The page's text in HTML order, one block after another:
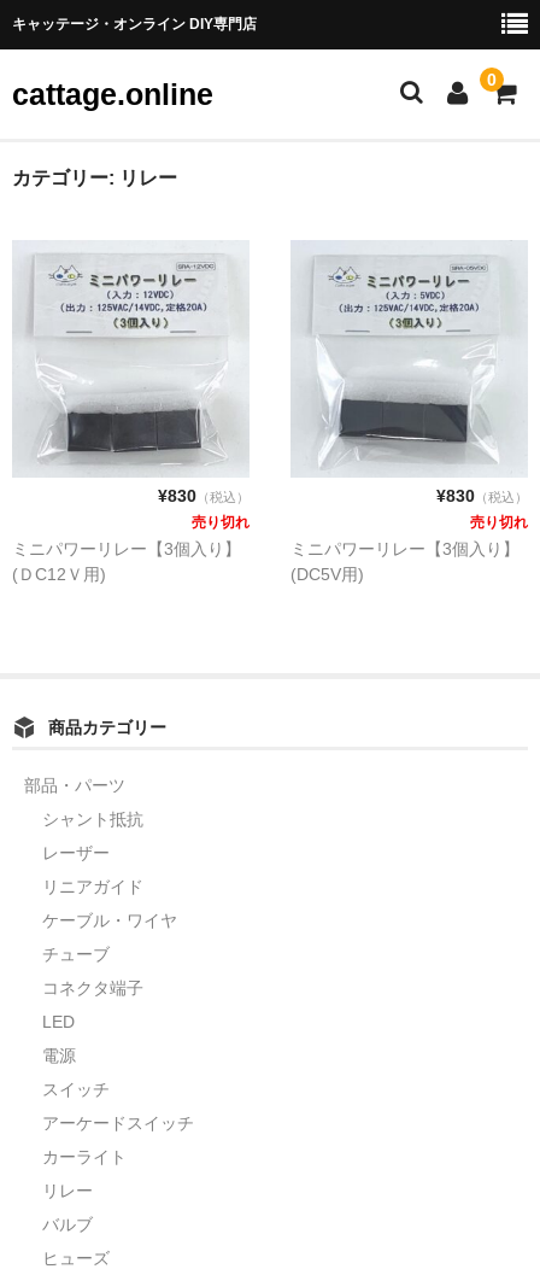
キャッテージ・オンライン DIY専門店
cattage.online 0
部品・パーツ
チューブ
コネクタ端子
LED
電源
スイッチ
アーケードスイッチ
カーライト
ヒューズ
リニアガイド
アルミ板
鉄板
ケミカルウッド
POMプレート
アクリル板
ツール・計測
オシロスコープ
カテゴリー: リレー
¥830（税込）
売り切れ
ミニパワーリレー【3個入り】
(ＤC12Ｖ用)
¥830（税込）
売り切れ
ミニパワーリレー【3個入り】
(DC5V用)
商品カテゴリー
部品・パーツ
シャント抵抗
レーザー
リニアガイド
ケーブル・ワイヤ
チューブ
コネクタ端子
LED
電源
スイッチ
アーケードスイッチ
カーライト
リレー
バルブ
ヒューズ